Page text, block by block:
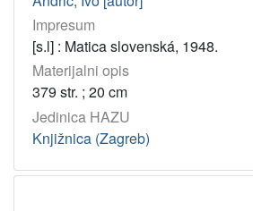
Impresum
[s.l] : Matica slovenská, 1948.
Materijalni opis
379 str. ; 20 cm
Jedinica HAZU
Knjižnica (Zagreb)